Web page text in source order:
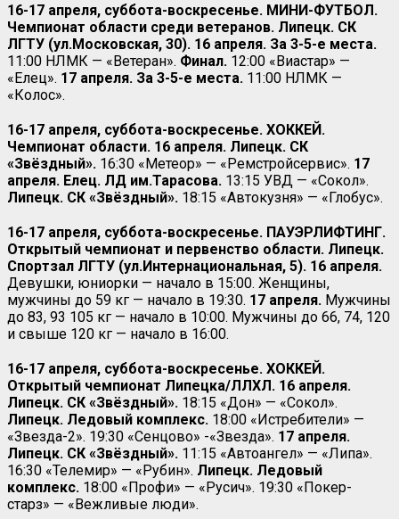
16-17 апреля, суббота-воскресенье. МИНИ-ФУТБОЛ.
Чемпионат области среди ветеранов. Липецк. СК
ЛГТУ (ул.Московская, 30). 16 апреля. За 3-5-е места.
11:00 НЛМК — «Ветеран». Финал. 12:00 «Виастар» —
«Елец». 17 апреля. За 3-5-е места. 11:00 НЛМК —
«Колос».
16-17 апреля, суббота-воскресенье. ХОККЕЙ.
Чемпионат области. 16 апреля. Липецк. СК
«Звёздный». 16:30 «Метеор» — «Ремстройсервис». 17
апреля. Елец. ЛД им.Тарасова. 13:15 УВД — «Сокол».
Липецк. СК «Звёздный». 18:15 «Автокузня» — «Глобус».
16-17 апреля, суббота-воскресенье. ПАУЭРЛИФТИНГ.
Открытый чемпионат и первенство области. Липецк.
Спортзал ЛГТУ (ул.Интернациональная, 5). 16 апреля.
Девушки, юниорки — начало в 15:00. Женщины,
мужчины до 59 кг — начало в 19:30. 17 апреля. Мужчины
до 83, 93 105 кг — начало в 10:00. Мужчины до 66, 74, 120
и свыше 120 кг — начало в 16:00.
16-17 апреля, суббота-воскресенье. ХОККЕЙ.
Открытый чемпионат Липецка/ЛЛХЛ. 16 апреля.
Липецк. СК «Звёздный». 18:15 «Дон» — «Сокол».
Липецк. Ледовый комплекс. 18:00 «Истребители» —
«Звезда-2». 19:30 «Сенцово» -«Звезда». 17 апреля.
Липецк. СК «Звёздный». 11:15 «Автоангел» — «Липа».
16:30 «Телемир» — «Рубин». Липецк. Ледовый
комплекс. 18:00 «Профи» — «Русич». 19:30 «Покер-
старз» — «Вежливые люди».